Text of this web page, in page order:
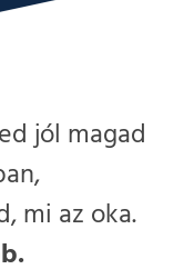
jól magad
mi az oka.